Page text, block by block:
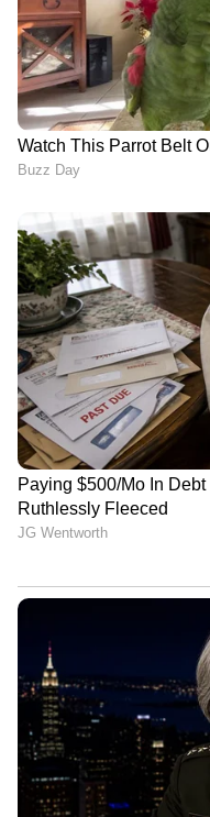
പ്രമേഹം, ഉയർന്ന
രക്തസമ്മർദ്ദം
കരൾ
വരും. അതിനാൽ
എന്നിവ
4
Image Credit : Getty
ഹെപ്പറ്റൈറ്റിസ്
കരളിന്റെ